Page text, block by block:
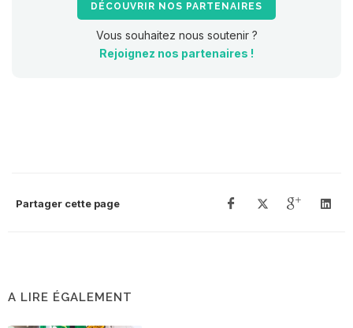
DÉCOUVRIR NOS PARTENAIRES
Vous souhaitez nous soutenir ?
Rejoignez nos partenaires !
Partager cette page
A LIRE ÉGALEMENT